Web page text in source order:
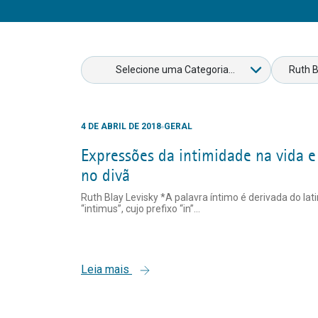
4 DE ABRIL DE 2018 GERAL
Expressões da intimidade na vida e
no divã
Ruth Blay Levisky *A palavra íntimo é derivada do
“intimus”, cujo prefixo “in”...
Leia mais